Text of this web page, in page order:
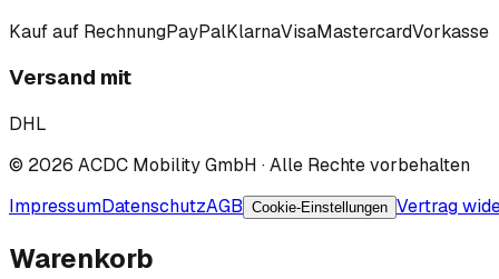
Kauf auf RechnungPayPalKlarnaVisaMastercardVorkasse
Versand mit
DHL
© 2026 ACDC Mobility GmbH · Alle Rechte vorbehalten
ImpressumDatenschutzAGB Cookie-Einstellungen Vertrag
Warenkorb